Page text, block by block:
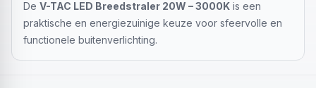
De V-TAC LED Breedstraler 20W – 3000K is een
praktische en energiezuinige keuze voor sfeervolle en
functionele buitenverlichting.